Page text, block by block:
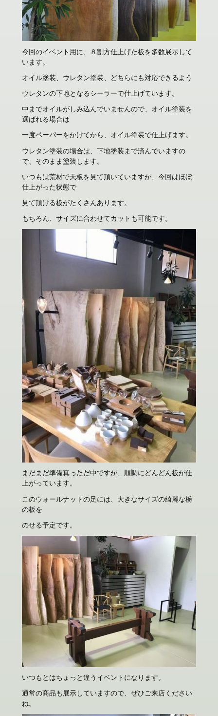
今回のイベント用に、８割方仕上げた板を多数展示して
います。
オイル塗装、ウレタン塗装、どちらにも対応できるよう
ウレタンの下地となるシーラーで仕上げています。
中までオイルがしみ込んでいませんので、オイル塗装を
選ばれる場合は
一度ペーパーをかけてから、オイル塗装で仕上げます。
ウレタン塗装の場合は、下地塗装まで済んでいますの
で、そのまま塗装します。
いつもは荒材で天板を見て頂いていますが、今回はほぼ
仕上がった状態で
見て頂ける板がたくさんあります。
もちろん、サイズに合わせてカットも可能です。
まだまだ準備真っただ中ですが、順調にどんどん板が仕
上がっています。
このウォールナットの足には、大きなサイズの綺麗な栃
の板を
のせる予定です。
いつもとはちょっと違うイベントになります。
通常の商品も展示していますので、ぜひご来店ください
ね。